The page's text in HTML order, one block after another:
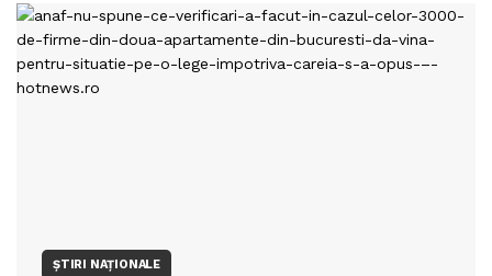
ȘTIRI NAȚIONALE